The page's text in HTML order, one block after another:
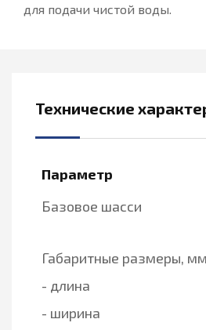
для подачи чистой воды.
Технические
Параметр
Базовое шасси
Габаритные размеры,
- длина
- ширина